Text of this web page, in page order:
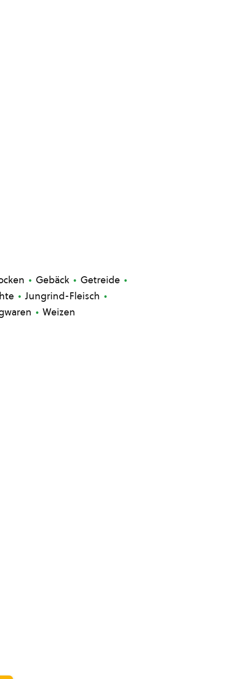
Gebäck
Getreide
Jungrind-Fleisch
Weizen